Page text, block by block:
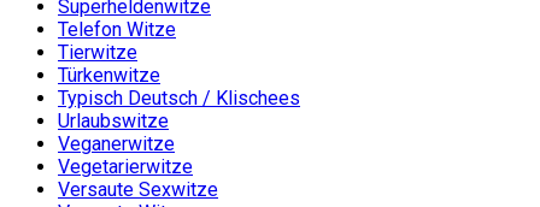
Superheldenwitze
Telefon Witze
Tierwitze
Türkenwitze
Typisch Deutsch / Klischees
Urlaubswitze
Veganerwitze
Vegetarierwitze
Versaute Sexwitze